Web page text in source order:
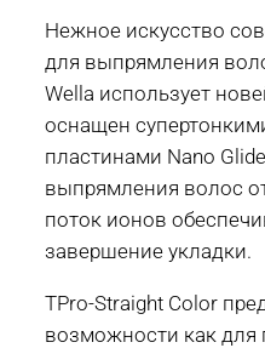
Нежное искусство
для выпрямления
Wella использует
оснащен
пластинами Nano
выпрямления волос
поток ионов
завершение укладки.
TPro-Straight Color
возможности как для